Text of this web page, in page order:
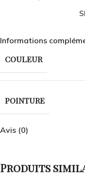
Informations
COULEUR
POINTURE
Avis (0)
Produits